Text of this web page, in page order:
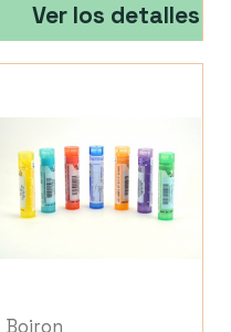
Ver los detalles
Boiron